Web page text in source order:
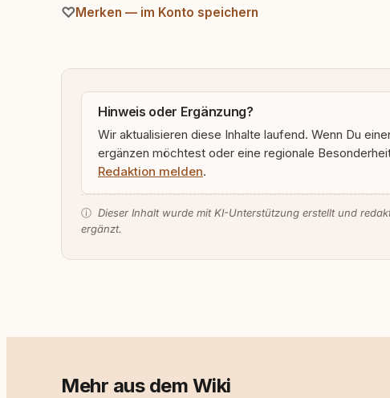
Merken — im Konto speichern
Hinweis oder Ergänzung?
Wir aktualisieren diese Inhalte laufend. Wenn Du
ergänzen möchtest oder eine regionale
Redaktion melden.
ⓘ Dieser Inhalt wurde mit KI-Unterstützung erstellt und
ergänzt.
Mehr aus dem Wiki